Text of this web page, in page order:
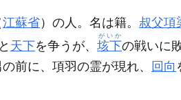
江蘇省）の人。名は籍。 叔父項
天下を争うが、 垓下
がいか
の戦いに
前に、項羽の霊が現れ、 回向